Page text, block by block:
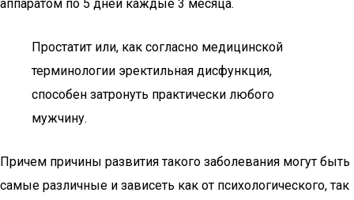
аппаратом по 5 дней каждые 3 месяца.
Простатит или, как согласно медицинской
терминологии эректильная дисфункция,
способен затронуть практически любого
мужчину.
Причем причины развития такого заболевания могут быть
самые различные и зависеть как от психологического, так